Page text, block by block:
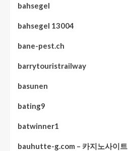
bahsegel
bahsegel 13004
bane-pest.ch
barrytouristrailway
basunen
bating9
batwinner1
bauhutte-g.com – 카지노사이트